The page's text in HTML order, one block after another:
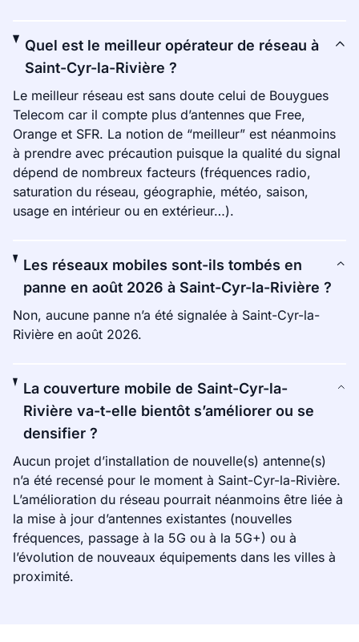
Quel est le meilleur opérateur de réseau à
Saint-Cyr-la-Rivière ?
Le meilleur réseau est sans doute celui de Bouygues
Telecom car il compte plus d’antennes que Free,
Orange et SFR. La notion de “meilleur” est néanmoins
à prendre avec précaution puisque la qualité du signal
dépend de nombreux facteurs (fréquences radio,
saturation du réseau, géographie, météo, saison,
usage en intérieur ou en extérieur…).
Les réseaux mobiles sont-ils tombés en
panne en août 2026 à Saint-Cyr-la-Rivière ?
Non, aucune panne n’a été signalée à Saint-Cyr-la-
Rivière en août 2026.
La couverture mobile de Saint-Cyr-la-
Rivière va-t-elle bientôt s’améliorer ou se
densifier ?
Aucun projet d’installation de nouvelle(s) antenne(s)
n’a été recensé pour le moment à Saint-Cyr-la-Rivière.
L’amélioration du réseau pourrait néanmoins être liée à
la mise à jour d’antennes existantes (nouvelles
fréquences, passage à la 5G ou à la 5G+) ou à
l’évolution de nouveaux équipements dans les villes à
proximité.